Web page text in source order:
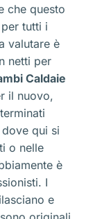
che questo
tutti i
valutare è
netti per
Caldaie
il nuovo,
qui si
o nelle
è
I
e